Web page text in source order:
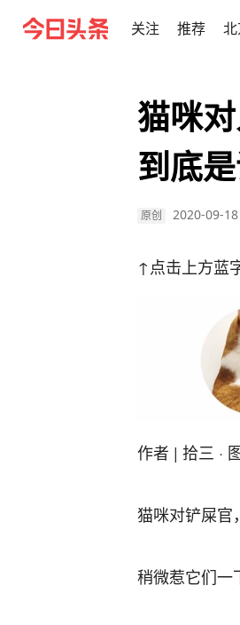
关注 推荐
猫咪
到底
原创 2020-09-
↑点击上方蓝
作者 | 拾三 ·
猫咪对铲屎官
稍微惹它们一